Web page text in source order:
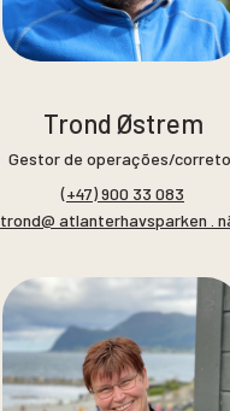
Trond Østrem
Gestor de operações/
(+47) 900 33 083
trond@ atlanterhavsparken .